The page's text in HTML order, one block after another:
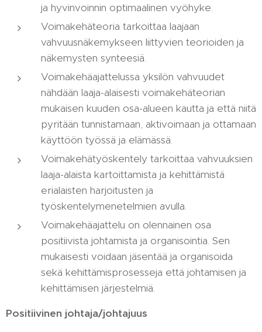
ja hyvinvoinnin optimaalinen vyöhyke.
Voimakehäteoria tarkoittaa laajaan
vahvuusnäkemykseen liittyvien teorioiden ja
näkemysten synteesiä.
Voimakehäajattelussa yksilön vahvuudet
nähdään laaja-alaisesti voimakehäteorian
mukaisen kuuden osa-alueen kautta ja että niitä
pyritään tunnistamaan, aktivoimaan ja ottamaan
käyttöön työssä ja elämässä.
Voimakehätyöskentely tarkoittaa vahvuuksien
laaja-alaista kartoittamista ja kehittämistä
erialaisten harjoitusten ja
työskentelymenetelmien avulla.
Voimakehäajattelu on olennainen osa
positiivista johtamista ja organisointia. Sen
mukaisesti voidaan jäsentää ja organisoida
sekä kehittämisprosesseja että johtamisen ja
kehittämisen järjestelmiä.
Positiivinen johtaja/johtajuus